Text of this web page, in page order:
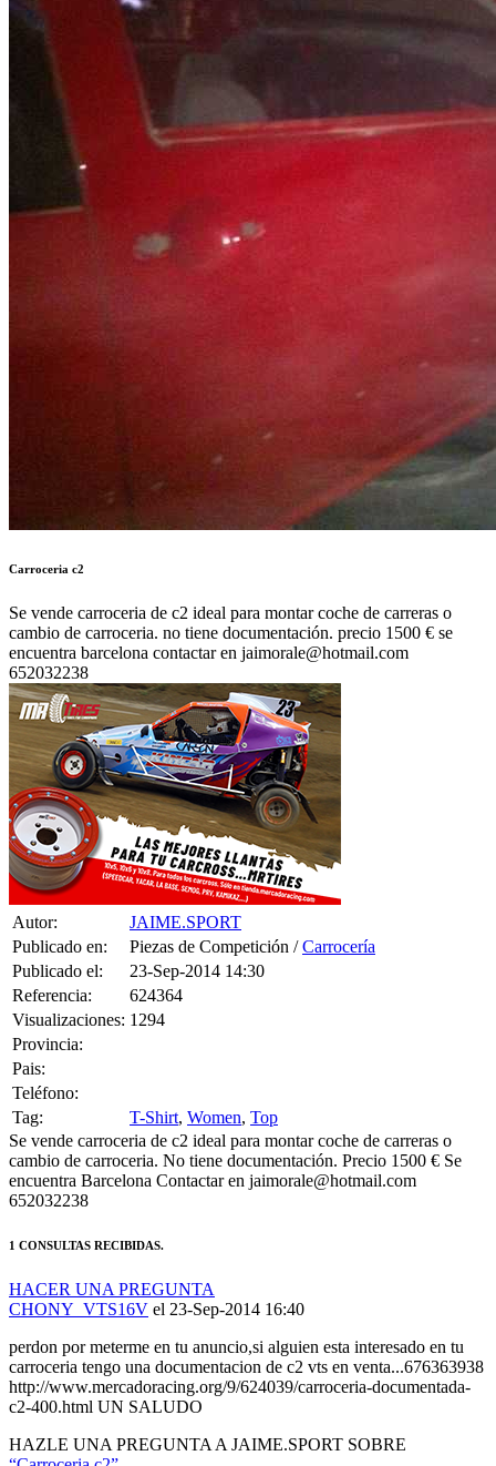
Carroceria c2
Se vende carroceria de c2 ideal para montar coche de carreras o
cambio de carroceria. no tiene documentación. precio 1500 € se
encuentra barcelona contactar en jaimorale@hotmail.com
652032238
Autor:
JAIME.SPORT
Publicado en:
Piezas de Competición /Carrocería
Publicado el:
23-Sep-2014 14:30
Referencia:
624364
Visualizaciones: 1294
Provincia:
Pais:
Teléfono:
Tag:
T-Shirt, Women, Top
Se vende carroceria de c2 ideal para montar coche de carreras o
cambio de carroceria. No tiene documentación. Precio 1500 € Se
encuentra Barcelona Contactar en jaimorale@hotmail.com
652032238
1 CONSULTAS RECIBIDAS.
HACER UNA PREGUNTA
CHONY_VTS16V el 23-Sep-2014 16:40
perdon por meterme en tu anuncio,si alguien esta interesado en tu
carroceria tengo una documentacion de c2 vts en venta...676363938
http://www.mercadoracing.org/9/624039/carroceria-documentada-
c2-400.html UN SALUDO
HAZLE UNA PREGUNTA A JAIME.SPORT SOBRE